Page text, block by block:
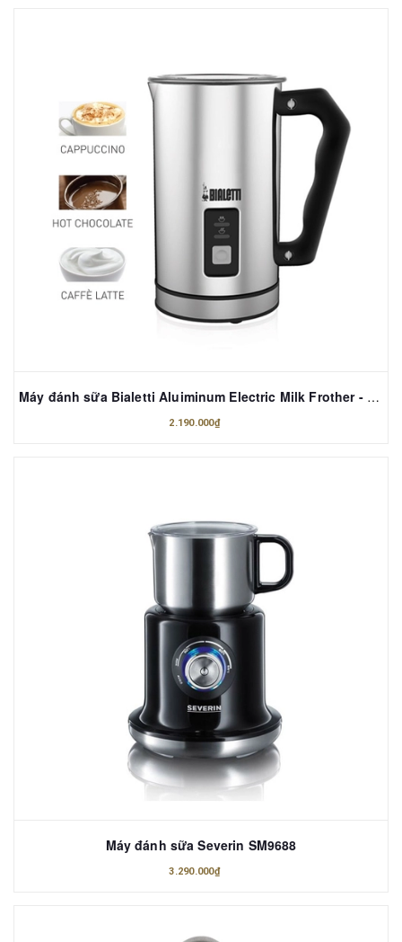
Máy đánh sữa Bialetti Aluiminum Electric Milk Frother - màu bạc
2.190.000₫
Máy đánh sữa Severin SM9688
3.290.000₫